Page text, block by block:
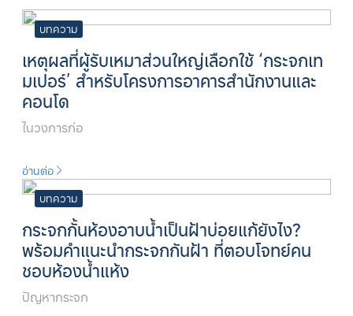
บทความ
เหตุผลที่ผู้รับเหมาส่วนใหญ่เลือกใช้ ‘กระจกเท
มเปอร์’ สำหรับโครงการอาคารสำนักงานและ
คอนโด
ในวงการก่อ
อ่านต่อ
บทความ
กระจกกั้นห้องอาบน้ำเป็นฝ้าบ่อยแก้ยังไง?
พร้อมคำแนะนำกระจกกันฝ้า ที่ตอบโจทย์คน
ชอบห้องน้ำแห้ง
ปัญหากระจก